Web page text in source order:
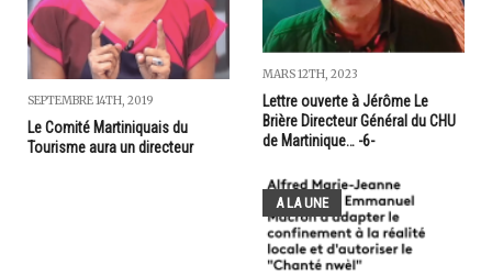
SEPTEMBRE 14TH, 2019
Le Comité Martiniquais du
Tourisme aura un directeur
MARS 12TH, 2023
Lettre ouverte à Jérôme Le
Brière Directeur Général du CHU
de Martinique… -6-
A LA UNE